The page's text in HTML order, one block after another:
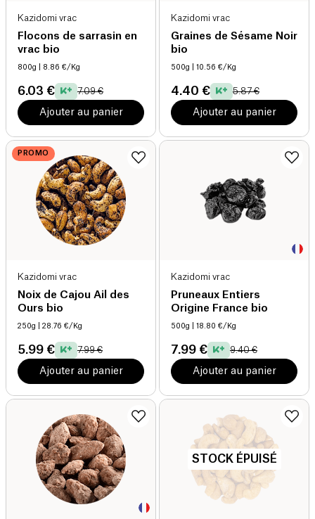
Kazidomi vrac
Flocons de sarrasin en
vrac bio
800g | 8.86 €/Kg
6.03 € 7.09 €
Ajouter au panier
Kazidomi vrac
Graines de Sésame Noir
bio
500g | 10.56 €/Kg
4.40 € 5.87 €
Ajouter au panier
PROMO
Kazidomi vrac
Noix de Cajou Ail des
Ours bio
250g | 28.76 €/Kg
5.99 € 7.99 €
Ajouter au panier
Kazidomi vrac
Pruneaux Entiers
Origine France bio
500g | 18.80 €/Kg
7.99 € 9.40 €
Ajouter au panier
STOCK ÉPUISÉ